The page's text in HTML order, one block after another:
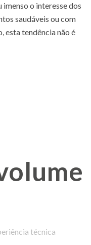
o interesse dos
saudáveis ou com
esta tendência não é
técnica